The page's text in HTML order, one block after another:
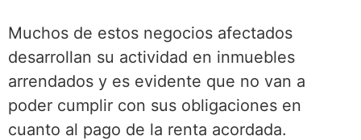
Muchos de estos negocios afectados
desarrollan su actividad en inmuebles
arrendados y es evidente que no van a
poder cumplir con sus obligaciones en
cuanto al pago de la renta acordada.